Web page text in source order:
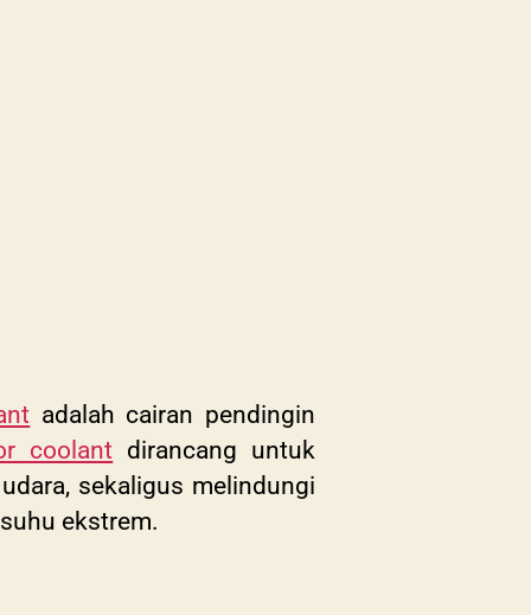
adalah cairan pendingin
coolant dirancang untuk
sekaligus melindungi
ekstrem.